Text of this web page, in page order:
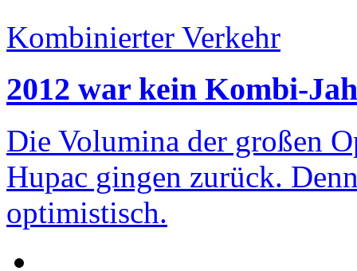
Kombinierter Verkehr
2012 war kein Kombi-
Die Volumina der großen
Hupac gingen zurück.
optimistisch.